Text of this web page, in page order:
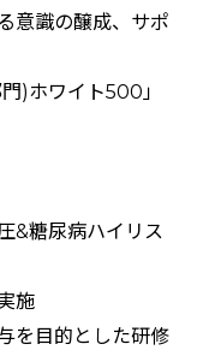
意識の醸成、サポ
)ホワイト500」
&糖尿病ハイリス
施
を目的とした研修